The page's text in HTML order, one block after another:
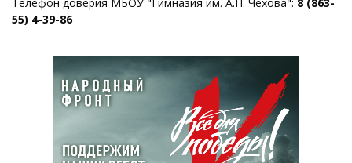
55) 4-39-86